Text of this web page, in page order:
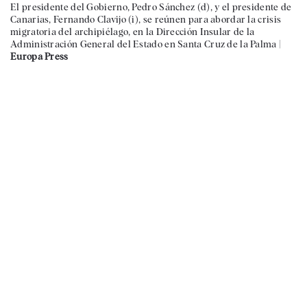
El presidente del Gobierno, Pedro Sánchez (d), y el presidente de
Canarias, Fernando Clavijo (i), se reúnen para abordar la crisis
migratoria del archipiélago, en la Dirección Insular de la
Administración General del Estado en Santa Cruz de la Palma |
Europa Press